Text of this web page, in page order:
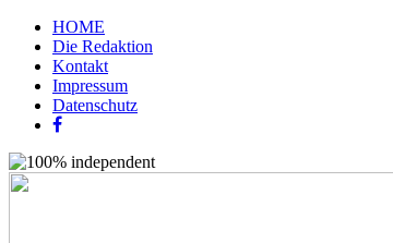
HOME
Die Redaktion
Kontakt
Impressum
Datenschutz